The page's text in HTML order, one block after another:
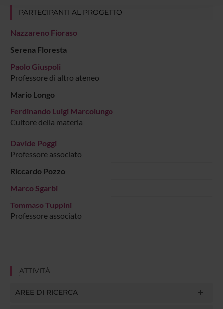
raccolto dal tuo utilizzo dei loro servizi.
PARTECIPANTI AL PROGETTO
Nazzareno Fioraso
Serena Floresta
Paolo Giuspoli
Professore di altro ateneo
Mario Longo
Ferdinando Luigi Marcolungo
Cultore della materia
Davide Poggi
Professore associato
Riccardo Pozzo
Marco Sgarbi
Tommaso Tuppini
Professore associato
ATTIVITÀ
AREE DI RICERCA